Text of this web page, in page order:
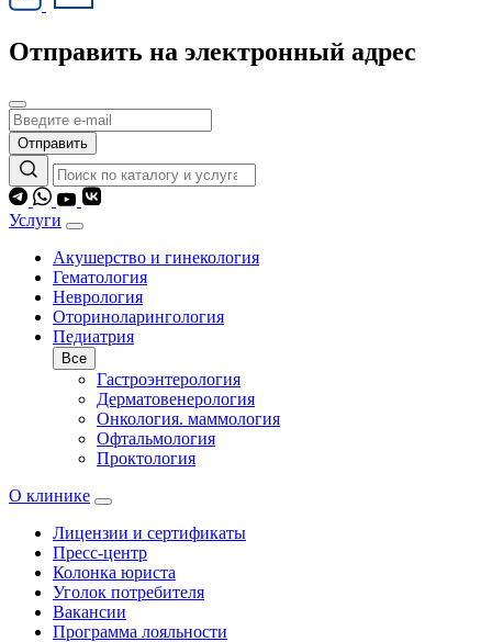
Отправить на электронный адрес
Отправить
Услуги
Акушерство и гинекология
Гематология
Неврология
Оториноларингология
Педиатрия
Все
Гастроэнтерология
Дерматовенерология
Онкология. маммология
Офтальмология
Проктология
О клинике
Лицензии и сертификаты
Пресс-центр
Колонка юриста
Уголок потребителя
Вакансии
Программа лояльности